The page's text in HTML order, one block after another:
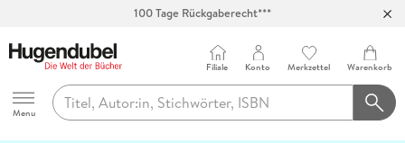
100 Tage Rückgaberecht***
Hugendubel
Menu
Filiale Konto Merkzettel Warenkorb